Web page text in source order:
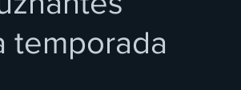
temporada